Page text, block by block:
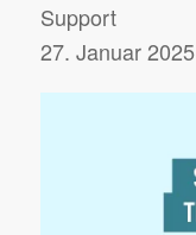
Support
27. Januar 2025